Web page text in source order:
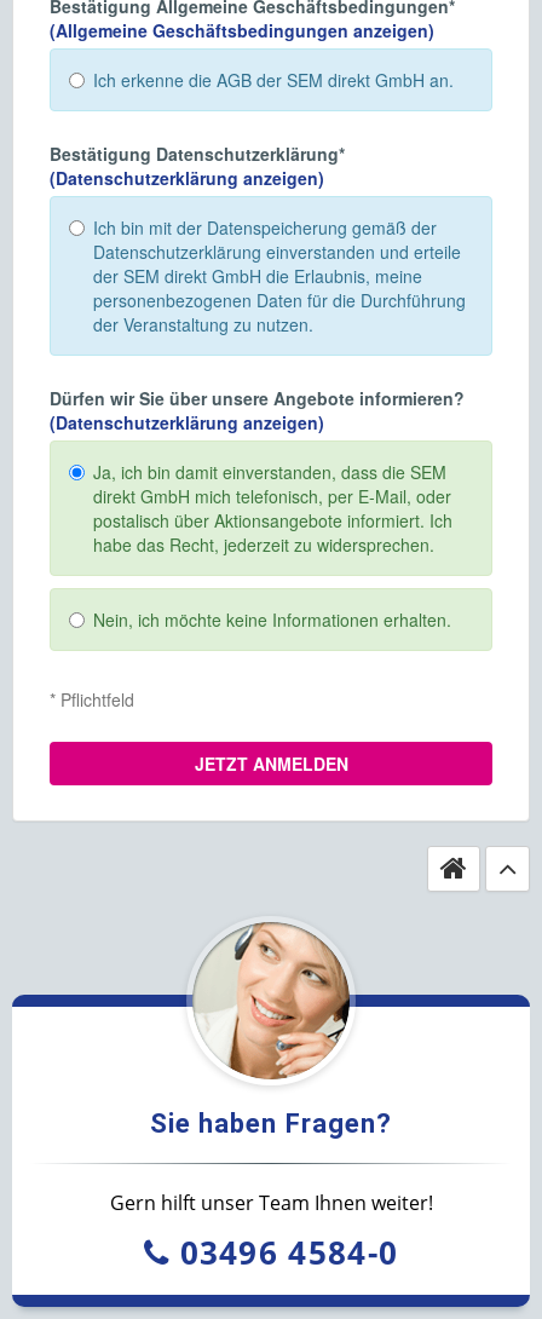
Sie haben Fragen?
Gern hilft unser Team Ihnen weiter!
03496 4584-0